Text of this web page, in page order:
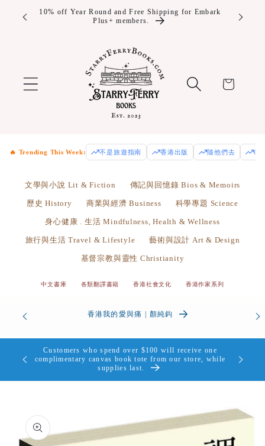
Skip to
content
10% off Year Round and Free Shipping for Embark
Plus+ members.
Enjoy
Cart
🔥 Trending This Week: 不是旅遊指南 香港出版 隨他們去
文學與小說 Lit & Fiction 傳記與回憶錄 Bios & Memoirs
歷史 History 商業與經濟 Business 科學專題 Science
身心健康 . 生活 Mindfulness, Health & Wellness
旅行與生活 Travel & Lifestyle 藝術與設計 Art & Design
基督宗教與靈性 Christianity
中文書庫 各類翻譯書籍 香港社會文化 香港作家系列
香港我的愛與痛 | 顏純鈎
凡購物滿$100即可獲得本店精美帆布書袋一個，送完即
止。
product
information